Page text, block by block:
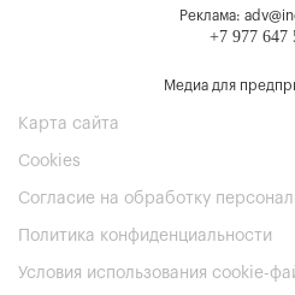
Реклама:
+7 977 647
Медиа для
Карта сайта
Cookies
Согласие на обработку
Политика конфиденциальности
Условия использования cookie-